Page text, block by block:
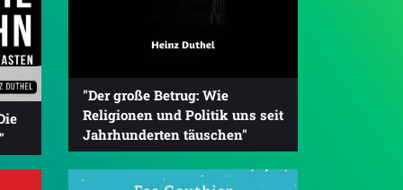
"Der große Betrug: Wie
Religionen und Politik uns seit
Jahrhunderten täuschen"